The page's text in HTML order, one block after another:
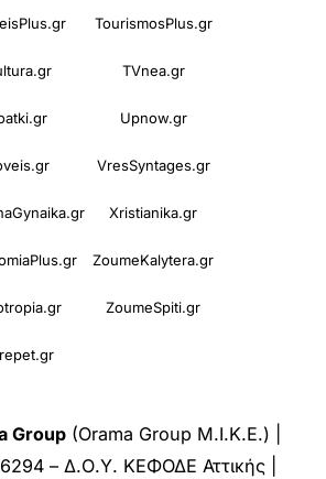
TourismosPlus.gr
TVnea.gr
Upnow.gr
VresSyntages.gr
Xristianika.gr
ZoumeKalytera.gr
ZoumeSpiti.gr
Group (Orama Group Μ.Ι.Κ.Ε.) |
– Δ.Ο.Υ. ΚΕΦΟΔΕ Αττικής |